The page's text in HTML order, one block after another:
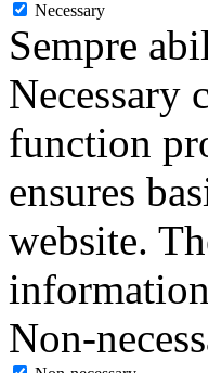
Necessary
Sempre
Necessary
function
ensures
website.
Non-